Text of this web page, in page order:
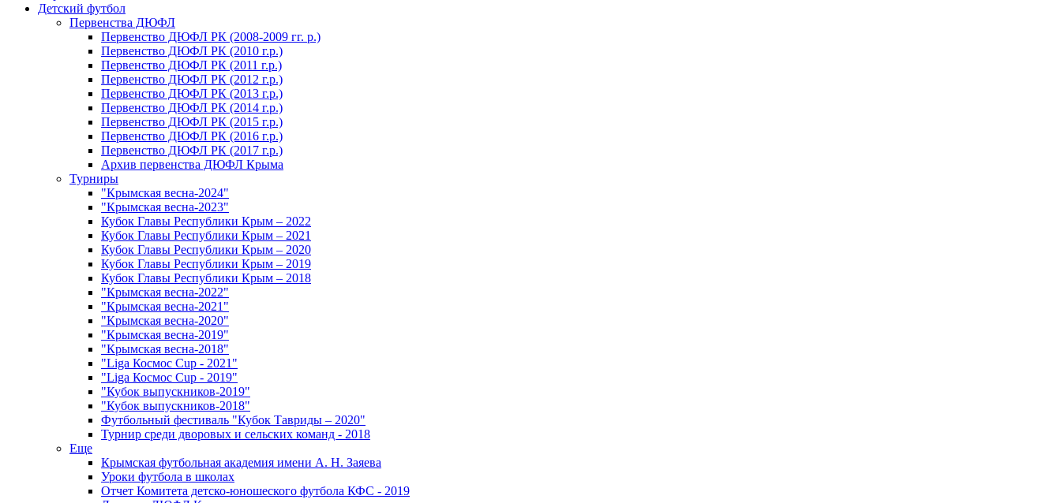
Детский футбол
Первенства ДЮФЛ
Первенство ДЮФЛ РК (2008-2009 гг. р.)
Первенство ДЮФЛ РК (2010 г.р.)
Первенство ДЮФЛ РК (2011 г.р.)
Первенство ДЮФЛ РК (2012 г.р.)
Первенство ДЮФЛ РК (2013 г.р.)
Первенство ДЮФЛ РК (2014 г.р.)
Первенство ДЮФЛ РК (2015 г.р.)
Первенство ДЮФЛ РК (2016 г.р.)
Первенство ДЮФЛ РК (2017 г.р.)
Архив первенства ДЮФЛ Крыма
Турниры
"Крымская весна-2024"
"Крымская весна-2023"
Кубок Главы Республики Крым – 2022
Кубок Главы Республики Крым – 2021
Кубок Главы Республики Крым – 2020
Кубок Главы Республики Крым – 2019
Кубок Главы Республики Крым – 2018
"Крымская весна-2022"
"Крымская весна-2021"
"Крымская весна-2020"
"Крымская весна-2019"
"Крымская весна-2018"
"Liga Космос Cup - 2021"
"Liga Космос Cup - 2019"
"Кубок выпускников-2019"
"Кубок выпускников-2018"
Футбольный фестиваль "Кубок Тавриды – 2020"
Турнир среди дворовых и сельских команд - 2018
Еще
Крымская футбольная академия имени А. Н. Заяева
Уроки футбола в школах
Отчет Комитета детско-юношеского футбола КФС - 2019